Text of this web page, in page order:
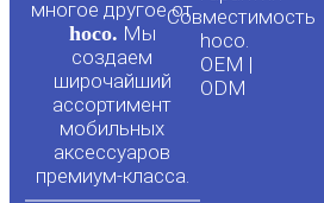
многое другое от
hoco. Мы
создаем
широчайший
ассортимент
мобильных
аксессуаров
премиум-класса.
Совместимость
hoco.
OEM |
ODM